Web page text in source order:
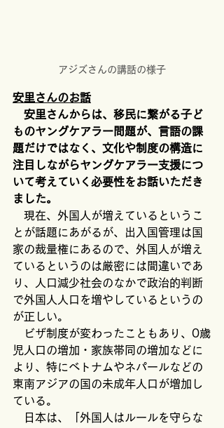
アジズさんの講話の様子
安里さんのお話
安里さんからは、移民に繋がる子ど
ものヤングケアラー問題が、言語の課
題だけではなく、文化や制度の構造に
注目しながらヤングケアラー支援につ
いて考えていく必要性をお話いただき
ました。
現在、外国人が増えているというこ
とが話題にあがるが、出入国管理は国
家の裁量権にあるので、外国人が増え
ているというのは厳密には間違いであ
り、人口減少社会のなかで政治的判断
で外国人人口を増やしているというの
が正しい。
ビザ制度が変わったこともあり、0歳
児人口の増加・家族帯同の増加などに
より、特にベトナムやネパールなどの
東南アジアの国の未成年人口が増加し
ている。
日本は、「外国人はルールを守らな